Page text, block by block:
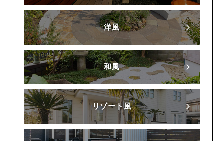
洋風
和風
リゾート風